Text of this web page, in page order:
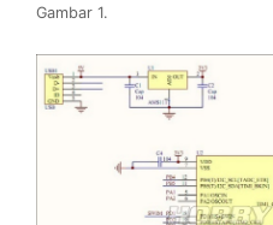
Gambar 1.